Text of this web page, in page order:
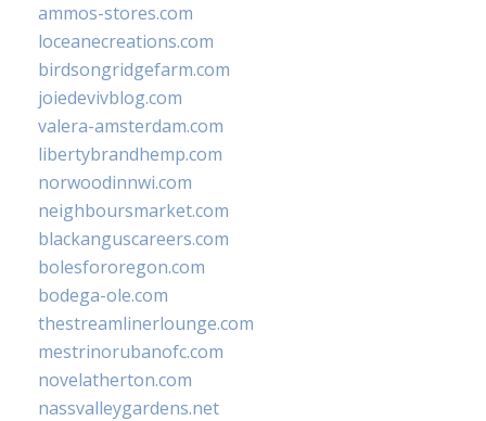
ammos-stores.com
loceanecreations.com
birdsongridgefarm.com
joiedevivblog.com
valera-amsterdam.com
libertybrandhemp.com
norwoodinnwi.com
neighboursmarket.com
blackanguscareers.com
bolesfororegon.com
bodega-ole.com
thestreamlinerlounge.com
mestrinorubanofc.com
novelatherton.com
nassvalleygardens.net